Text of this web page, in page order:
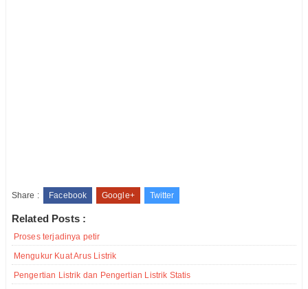
Share : Facebook Google+ Twitter
Related Posts :
Proses terjadinya petir
Mengukur Kuat Arus Listrik
Pengertian Listrik dan Pengertian Listrik Statis